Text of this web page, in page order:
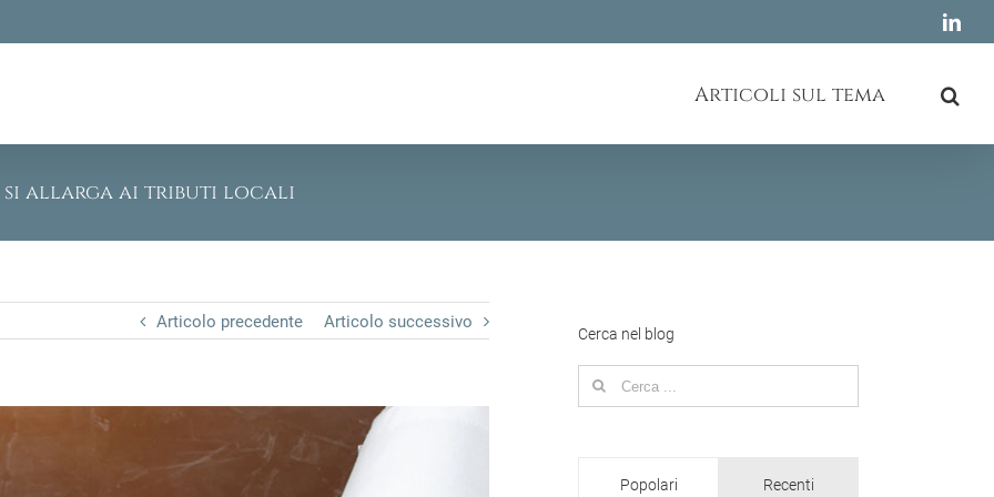
Articoli sul tema
si allarga ai tributi locali
Articolo precedente Articolo successivo
Cerca nel blog
Search
for:
Popolari Recenti